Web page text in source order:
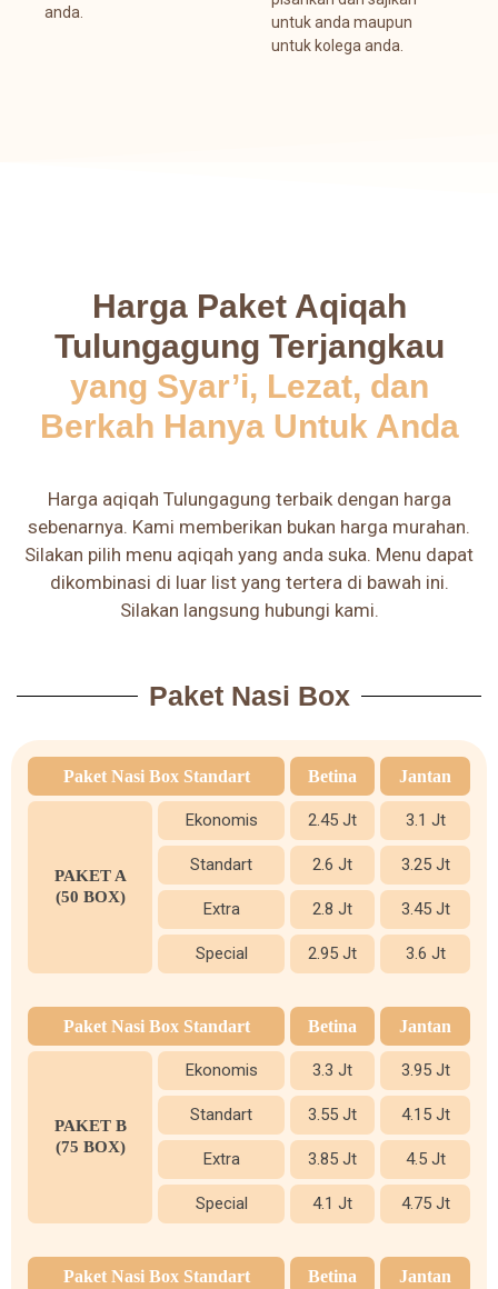
anda.
untuk anda maupun
untuk kolega anda.
Harga Paket Aqiqah
Tulungagung Terjangkau
yang Syar’i, Lezat, dan
Berkah Hanya Untuk Anda
Harga aqiqah Tulungagung terbaik dengan harga
sebenarnya. Kami memberikan bukan harga murahan.
Silakan pilih menu aqiqah yang anda suka. Menu dapat
dikombinasi di luar list yang tertera di bawah ini.
Silakan langsung hubungi kami.
Paket Nasi Box
Paket Nasi Box Standart Betina Jantan
PAKET A
(50 BOX)
Ekonomis 2.45 Jt 3.1 Jt
Standart 2.6 Jt 3.25 Jt
Extra 2.8 Jt 3.45 Jt
Special 2.95 Jt 3.6 Jt
Paket Nasi Box Standart Betina Jantan
PAKET B
(75 BOX)
Ekonomis 3.3 Jt 3.95 Jt
Standart 3.55 Jt 4.15 Jt
Extra 3.85 Jt 4.5 Jt
Special 4.1 Jt 4.75 Jt
Paket Nasi Box Standart Betina Jantan